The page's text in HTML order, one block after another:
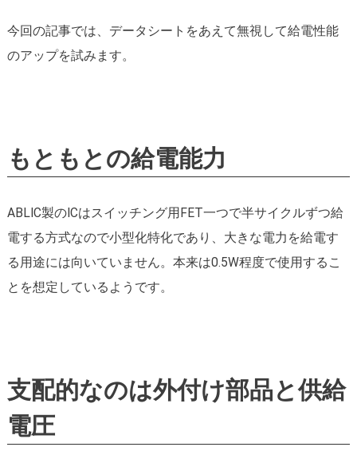
今回の記事では、データシートをあえて無視して給電性能
のアップを試みます。
もともとの給電能力
ABLIC製のICはスイッチング用FET一つで半サイクルずつ給
電する方式なので小型化特化であり、大きな電力を給電す
る用途には向いていません。本来は0.5W程度で使用するこ
とを想定しているようです。
支配的なのは外付け部品と供給
電圧